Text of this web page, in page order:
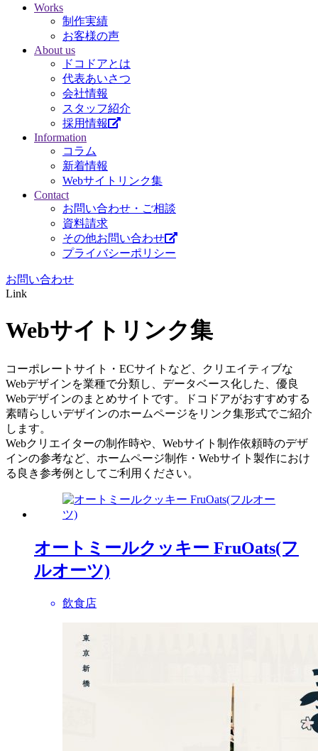
Works
制作実績
お客様の声
About us
ドコドアとは
代表あいさつ
会社情報
スタッフ紹介
採用情報
Information
コラム
新着情報
Webサイトリンク集
Contact
お問い合わせ・ご相談
資料請求
その他お問い合わせ
プライバシーポリシー
お問い合わせ
Link
Webサイトリンク集
コーポレートサイト・ECサイトなど、クリエイティブな
Webデザインを業種で分類し、データベース化した、優良
Webデザインのまとめサイトです。ドコドアがおすすめする
素晴らしいデザインのホームページをリンク集形式でご紹介
します。
Webクリエイターの制作時や、Webサイト制作依頼時のデザ
インの参考など、ホームページ制作・Webサイト製作におけ
る良き参考例としてご利用ください。
オートミールクッキー FruOats(フ
ルオーツ)
飲食店